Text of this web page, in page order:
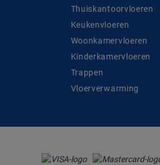
Thuiskantoorvloeren
Keukenvloeren
Woonkamervloeren
Kinderkamervloeren
Trappen
Vloerverwarming